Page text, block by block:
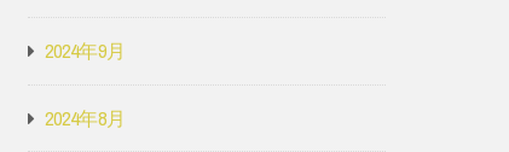
2024年9月
2024年8月